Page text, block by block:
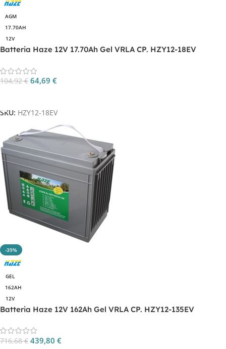
AGM
17.70AH
12V
Batteria Haze 12V 17.70Ah Gel VRLA CP. HZY12-18EV
104,92€ 64,69 €
SKU: HZY12-18EV
-39%
GEL
162AH
12V
Batteria Haze 12V 162Ah Gel VRLA CP. HZY12-135EV
716,68€ 439,80 €